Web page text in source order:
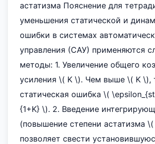
астатизма Пояснение для
уменьшения статической и
ошибки в системах
управления (САУ) применяются
методы: 1. Увеличение общего
усиления \( K \). Чем выше \( K \),
статическая ошибка \(
{1+K} \). 2. Введение
(повышение степени астатизма
позволяет свести